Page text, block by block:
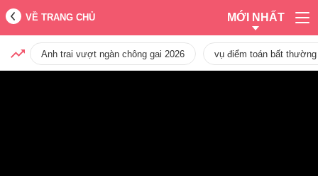
VỀ TRANG CHỦ MỚI NHẤT
Anh trai vượt ngàn chông gai 2026 vụ điểm toán bất